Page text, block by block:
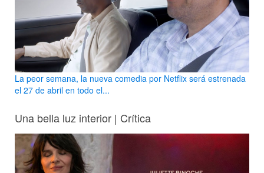
La peor semana, la nueva comedia por Netflix será estrenada
el 27 de abril en todo el...
Una bella luz interior | Crítica